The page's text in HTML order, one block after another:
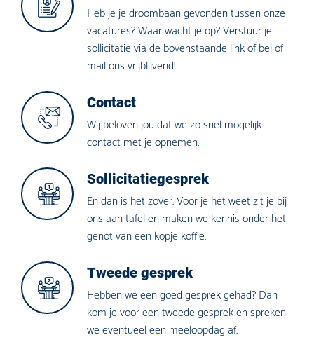
Heb je je droombaan gevonden tussen onze
vacatures? Waar wacht je op? Verstuur je
sollicitatie via de bovenstaande link of bel of
mail ons vrijblijvend!
Contact
Wij beloven jou dat we zo snel mogelijk
contact met je opnemen.
Sollicitatiegesprek
En dan is het zover. Voor je het weet zit je bij
ons aan tafel en maken we kennis onder het
genot van een kopje koffie.
Tweede gesprek
Hebben we een goed gesprek gehad? Dan
kom je voor een tweede gesprek en spreken
we eventueel een meeloopdag af.